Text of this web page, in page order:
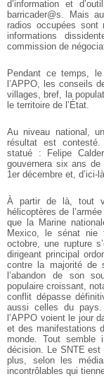
d’information et
barricader@s. Mais au
radios occupées sont
informations
commission de
Pendant ce temps, le
l’APPO,
les conseils
villages, bref, la
le territoire de l’État.
Au niveau national,
résultat est contesté.
statué : Felipe
gouvernera six ans de
1er décembre et, d’ici-
À partir de là, tout
hélicoptères de
que la Marine
Mexico, le sénat nie
octobre, une rupture
dirigeant principal
contre la majorité de
l’abandon de son
populaire croissant,
conflit dépasse
aussi celles du
l’APPO voient le jour
et des manifestations
monde. Tout semble
décision. Le SNTE est
plus, selon les
incontrôlables qui